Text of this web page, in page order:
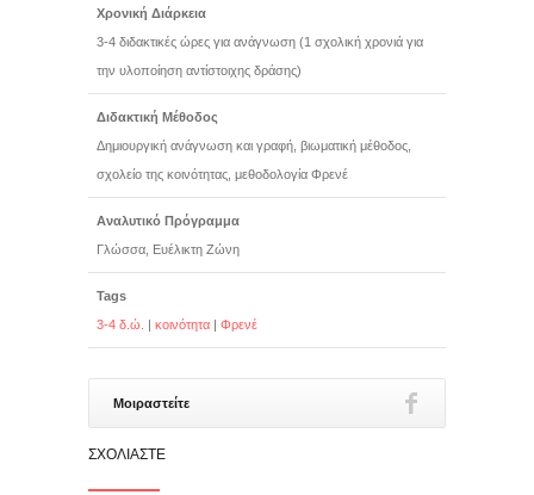
Χρονική Διάρκεια
3-4 διδακτικές ώρες για ανάγνωση (1 σχολική χρονιά για
την υλοποίηση αντίστοιχης δράσης)
Διδακτική Μέθοδος
Δημιουργική ανάγνωση και γραφή, βιωματική μέθοδος,
σχολείο της κοινότητας, μεθοδολογία Φρενέ
Αναλυτικό Πρόγραμμα
Γλώσσα, Ευέλικτη Ζώνη
Tags
3-4 δ.ώ.
| κοινότητα | Φρενέ
Μοιραστείτε
ΣΧΟΛΙΆΣΤΕ